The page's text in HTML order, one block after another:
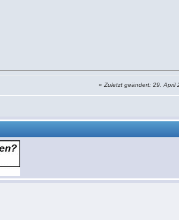
«Zuletzt geändert: 29.